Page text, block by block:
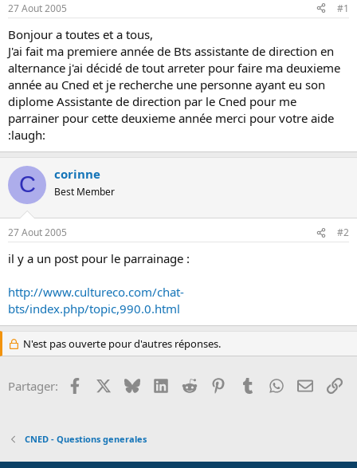
a
d
i
s
c
u
s
s
i
o
u
t
27 Aout 2005 #1
Bonjour a toutes et a tous,
J'ai fait ma premiere année de Bts assistante de direction en
alternance j'ai décidé de tout arreter pour faire ma deuxieme
année au Cned et je recherche une personne ayant eu son
diplome Assistante de direction par le Cned pour me
parrainer pour cette deuxieme année merci pour votre aide
:laugh:
C corinne
Best Member
27 Aout 2005 #2
il y a un post pour le parrainage :
http://www.cultureco.com/chat-
bts/index.php/topic,990.0.html
N'est pas ouverte pour d'autres réponses.
Partager: Facebook BlueskyLinkedInReddit PinterestTumblrWhatsApp
Email
CNED - Questions generales